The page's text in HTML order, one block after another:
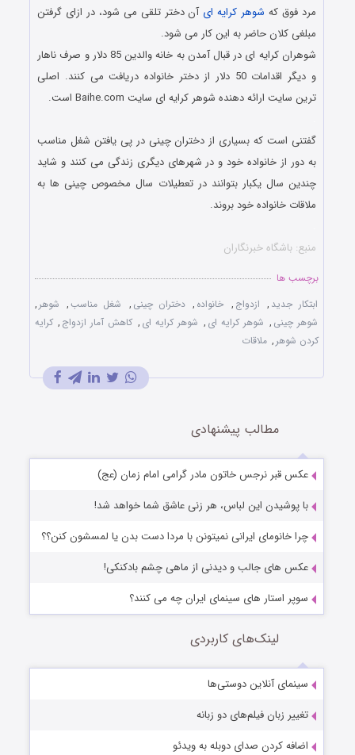
مرد فوق كه شوهر كرایه ای آن دختر تلقی می شود، در ازای گرفتن
مبلغی كلان حاضر به این كار می شود.
شوهران كرایه ای در قبال آمدن به خانه والدین 85 دلار و صرف ناهار
و دیگر اقدامات 50 دلار از دختر خانواده دریافت می كنند. اصلی
ترین سایت ارائه دهنده شوهر كرایه ای سایت Baihe.com است.
گفتنی است كه بسیاری از دختران چینی در پی یافتن شغل مناسب
به دور از خانواده خود و در شهرهای دیگری زندگی می كنند و شاید
چندین سال یكبار بتوانند در تعطیلات سال مخصوص چینی ها به
ملاقات خانواده خود بروند.
منبع: باشگاه خبرنگاران
برچسب ها
ابتکار جدید , ازدواج , خانواده , دختران چینی , شغل مناسب, شوهر ,
شوهر چینی , شوهر كرایه ای , شوهر کرایه ای , كاهش آمار ازدواج , كرایه
كردن شوهر , ملاقات
مطالب پیشنهادی
عکس قبر نرجس خاتون مادر گرامی امام زمان (عج)
با پوشیدن این لباس، هر زنی عاشق شما خواهد شد!
چرا خانومای ایرانی نمیتونن با مردا دست بدن یا لمسشون کنن؟؟
عکس های جالب و دیدنی از ماهی چشم بادکنکی!
سوپر استار های سینمای ایران چه می کنند؟
لینک‌های کاربردی
سینمای آنلاین دوستی‌ها
تغییر زبان فیلم‌های دو زبانه
اضافه کردن صدای دوبله به ویدئو